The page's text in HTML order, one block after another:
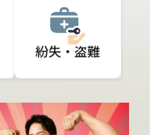
紛失・盗難